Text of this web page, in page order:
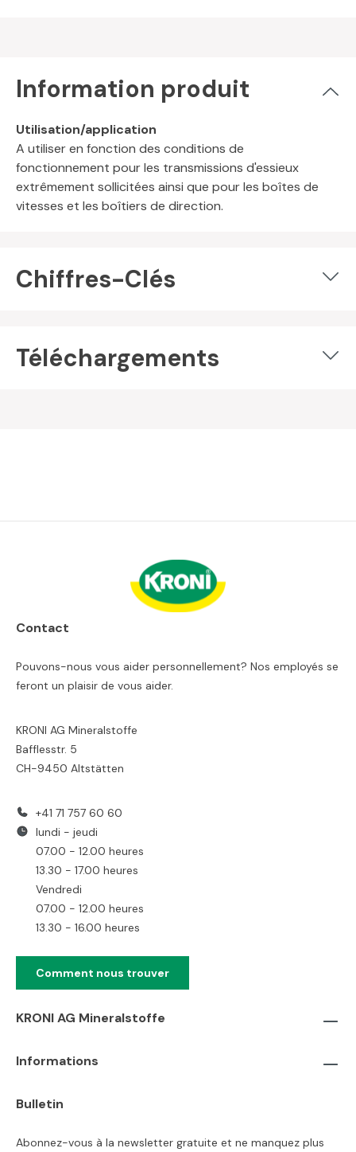
Information produit
Utilisation/application
A utiliser en fonction des conditions de
fonctionnement pour les transmissions d'essieux
extrêmement sollicitées ainsi que pour les boîtes de
vitesses et les boîtiers de direction.
Chiffres-Clés
Téléchargements
Contact
Pouvons-nous vous aider personnellement? Nos employés se
feront un plaisir de vous aider.
KRONI AG Mineralstoffe
Bafflesstr. 5
CH-9450 Altstätten
+41 71 757 60 60
lundi - jeudi
07.00 - 12.00 heures
13.30 - 17.00 heures
Vendredi
07.00 - 12.00 heures
13.30 - 16.00 heures
Comment nous trouver
KRONI AG Mineralstoffe
Informations
Bulletin
Abonnez-vous à la newsletter gratuite et ne manquez plus